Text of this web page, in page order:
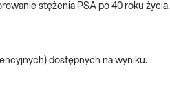
stężenia PSA po 40 roku życia.
dostępnych na wyniku.